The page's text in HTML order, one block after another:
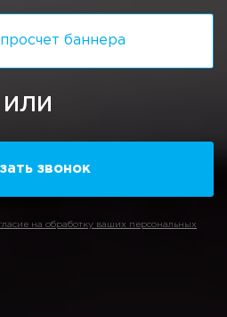
баннера
ИЛИ
звонок
на обработку ваших персональных